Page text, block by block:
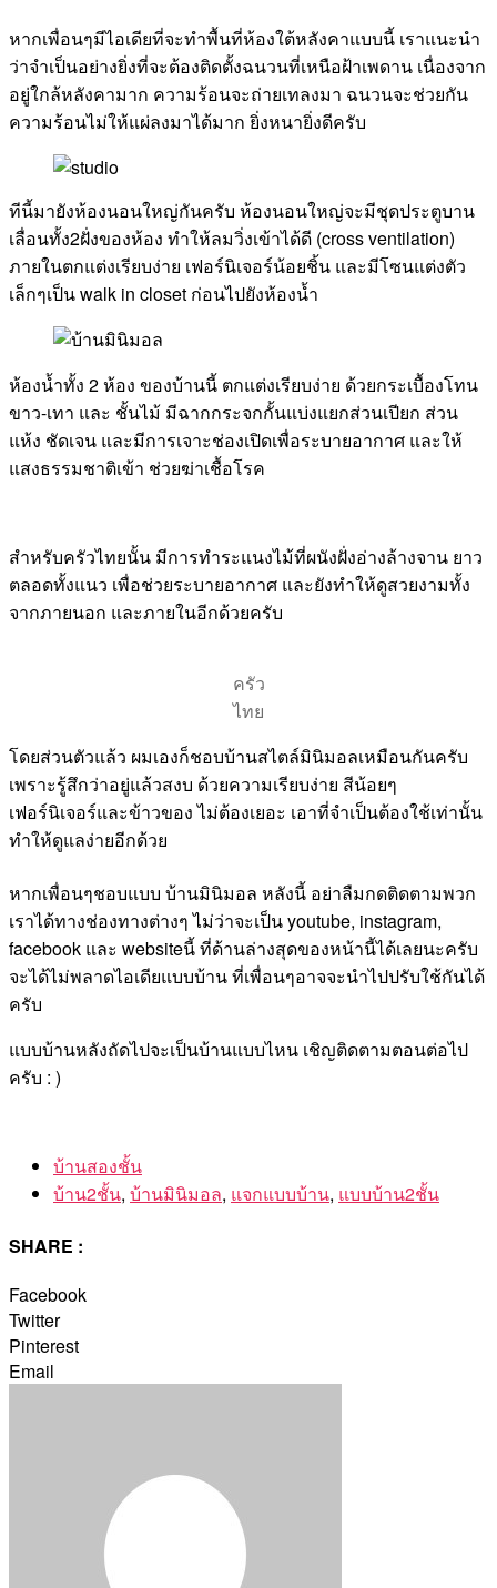
หากเพื่อนๆมีไอเดียที่จะทำพื้นที่ห้องใต้หลังคาแบบนี้ เราแนะนำ
ว่าจำเป็นอย่างยิ่งที่จะต้องติดตั้งฉนวนที่เหนือฝ้าเพดาน เนื่องจาก
อยู่ใกล้หลังคามาก ความร้อนจะถ่ายเทลงมา ฉนวนจะช่วยกัน
ความร้อนไม่ให้แผ่ลงมาได้มาก ยิ่งหนายิ่งดีครับ
ทีนี้มายังห้องนอนใหญ่กันครับ ห้องนอนใหญ่จะมีชุดประตูบาน
เลื่อนทั้ง2ฝั่งของห้อง ทำให้ลมวิ่งเข้าได้ดี (cross ventilation)
ภายในตกแต่งเรียบง่าย เฟอร์นิเจอร์น้อยชิ้น และมีโซนแต่งตัว
เล็กๆเป็น walk in closet ก่อนไปยังห้องน้ำ
ห้องน้ำทั้ง 2 ห้อง ของบ้านนี้ ตกแต่งเรียบง่าย ด้วยกระเบื้องโทน
ขาว-เทา และ ชั้นไม้ มีฉากกระจกกั้นแบ่งแยกส่วนเปียก ส่วน
แห้ง ชัดเจน และมีการเจาะช่องเปิดเพื่อระบายอากาศ และให้
แสงธรรมชาติเข้า ช่วยฆ่าเชื้อโรค
สำหรับครัวไทยนั้น มีการทำระแนงไม้ที่ผนังฝั่งอ่างล้างจาน ยาว
ตลอดทั้งแนว เพื่อช่วยระบายอากาศ และยังทำให้ดูสวยงามทั้ง
จากภายนอก และภายในอีกด้วยครับ
ครัว
ไทย
โดยส่วนตัวแล้ว ผมเองก็ชอบบ้านสไตล์มินิมอลเหมือนกันครับ
เพราะรู้สึกว่าอยู่แล้วสงบ ด้วยความเรียบง่าย สีน้อยๆ
เฟอร์นิเจอร์และข้าวของ ไม่ต้องเยอะ เอาที่จำเป็นต้องใช้เท่านั้น
ทำให้ดูแลง่ายอีกด้วย
หากเพื่อนๆชอบแบบ บ้านมินิมอล หลังนี้ อย่าลืมกดติดตามพวก
เราได้ทางช่องทางต่างๆ ไม่ว่าจะเป็น youtube, instagram,
facebook และ websiteนี้ ที่ด้านล่างสุดของหน้านี้ได้เลยนะครับ
จะได้ไม่พลาดไอเดียแบบบ้าน ที่เพื่อนๆอาจจะนำไปปรับใช้กันได้
ครับ
แบบบ้านหลังถัดไปจะเป็นบ้านแบบไหน เชิญติดตามตอนต่อไป
ครับ : )
บ้านสองชั้น
บ้าน2ชั้น, บ้านมินิมอล, แจกแบบบ้าน, แบบบ้าน2ชั้น
SHARE :
Facebook
Twitter
Pinterest
Email